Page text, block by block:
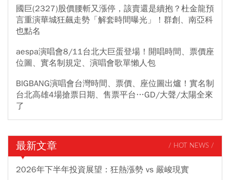
國巨(2327)股價腰斬又漲停，該賣還是續抱？杜金龍預
言重演華城狂飆走勢「解套時間曝光」！群創、南亞科
也點名
aespa演唱會8/11台北大巨蛋登場！開唱時間、票價座
位圖、實名制規定、演唱會歌單懶人包
BIGBANG演唱會台灣時間、票價、座位圖出爐！實名制
台北高雄4場搶票日期、售票平台…GD/大聲/太陽全來
了
最新文章 / HOT NEWS /
2026年下半年投資展望：狂熱漲勢 vs 嚴峻現實